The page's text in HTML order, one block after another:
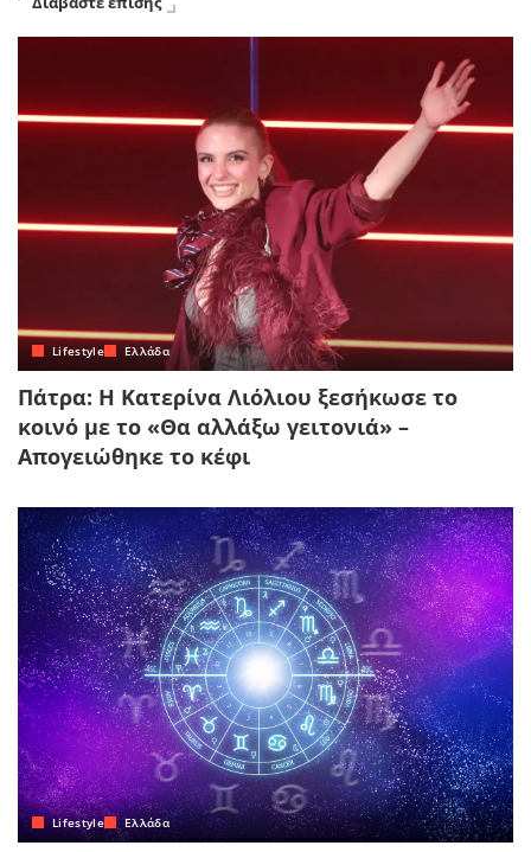
Lifestyle Ελλάδα
Πάτρα: Η Κατερίνα Λιόλιου ξεσήκωσε το
κοινό με το «Θα αλλάξω γειτονιά» –
Απογειώθηκε το κέφι
Lifestyle Ελλάδα